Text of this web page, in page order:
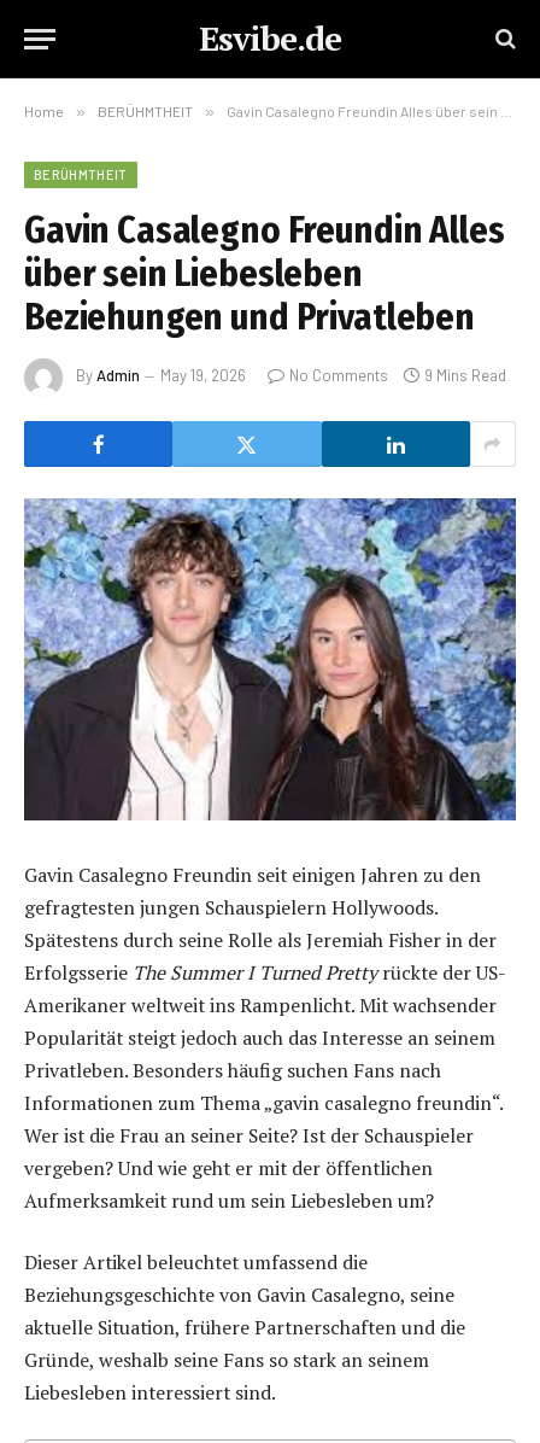
Esvibe.de
Home » BERÜHMTHEIT » Gavin Casalegno Freundin Alles über sein Liebesleben Beziehungen und Privatleben
BERÜHMTHEIT
Gavin Casalegno Freundin Alles
über sein Liebesleben
Beziehungen und Privatleben
ByAdmin May 19, 2026 No Comments 9 Mins Read
Gavin Casalegno Freundin seit einigen Jahren zu den
gefragtesten jungen Schauspielern Hollywoods.
Spätestens durch seine Rolle als Jeremiah Fisher in der
Erfolgsserie The Summer I Turned Prettyrückte der US-
Amerikaner weltweit ins Rampenlicht. Mit wachsender
Popularität steigt jedoch auch das Interesse an seinem
Privatleben. Besonders häufig suchen Fans nach
Informationen zum Thema „gavin casalegno freundin“.
Wer ist die Frau an seiner Seite? Ist der Schauspieler
vergeben? Und wie geht er mit der öffentlichen
Aufmerksamkeit rund um sein Liebesleben um?
Dieser Artikel beleuchtet umfassend die
Beziehungsgeschichte von Gavin Casalegno, seine
aktuelle Situation, frühere Partnerschaften und die
Gründe, weshalb seine Fans so stark an seinem
Liebesleben interessiert sind.